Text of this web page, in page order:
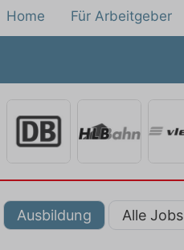
Home Für Arbeitgeber
Ausbildung Alle Jobs